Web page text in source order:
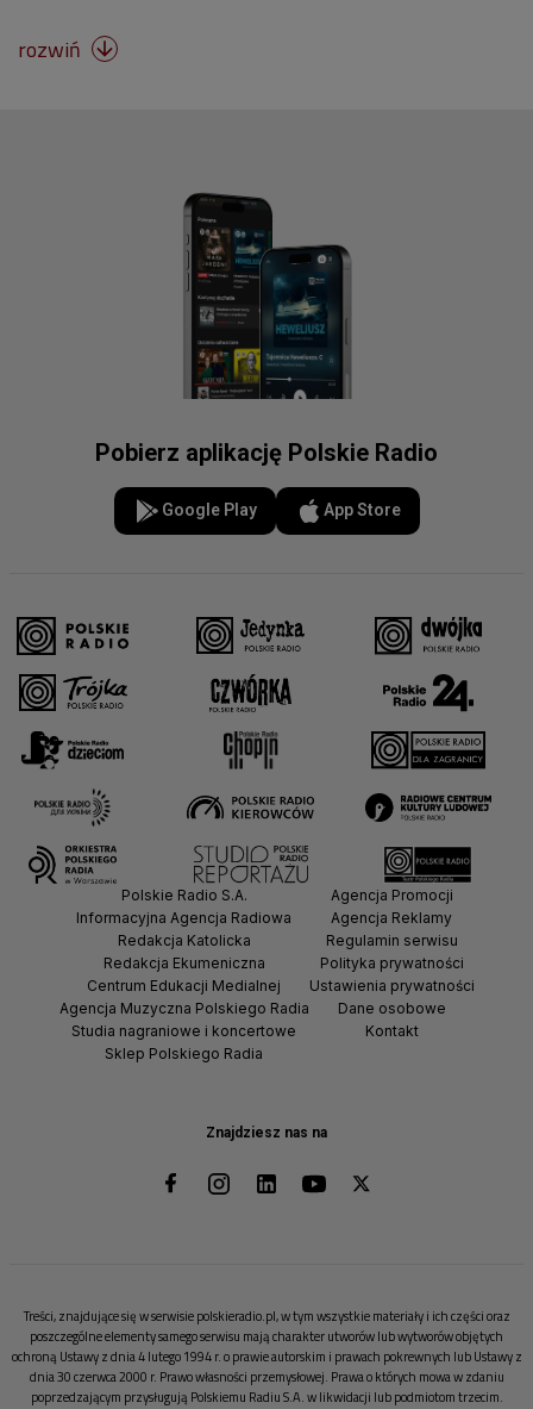
rozwiń 
Pobierz aplikację Polskie Radio
Google Play App Store
Znajdziesz nas na
Polskie Radio S.A.
Informacyjna Agencja Radiowa
Redakcja Katolicka
Redakcja Ekumeniczna
Centrum Edukacji Medialnej
Agencja Muzyczna Polskiego Radia
Studia nagraniowe i koncertowe
Sklep Polskiego Radia
Agencja Promocji
Agencja Reklamy
Regulamin serwisu
Polityka prywatności
Ustawienia prywatności
Dane osobowe
Kontakt
Treści, znajdujące się w serwisie polskieradio.pl, w tym wszystkie materiały i ich części oraz
poszczególne elementy samego serwisu mają charakter utworów lub wytworów objętych
ochroną Ustawy z dnia 4 lutego 1994 r. o prawie autorskim i prawach pokrewnych lub Ustawy z
dnia 30 czerwca 2000 r. Prawo własności przemysłowej. Prawa o których mowa w zdaniu
poprzedzającym przysługują Polskiemu Radiu S.A. w likwidacji lub podmiotom trzecim.